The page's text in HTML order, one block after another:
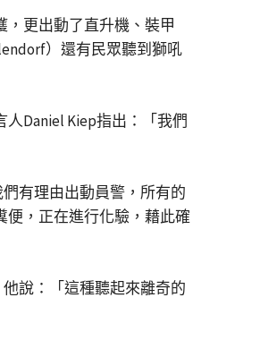
更出動了直升機、裝甲
）還有民眾聽到獅吼
Daniel Kiep指出：「我們
有理由出動員警，所有的
，正在進行化驗，藉此確
說：「這種聽起來離奇的